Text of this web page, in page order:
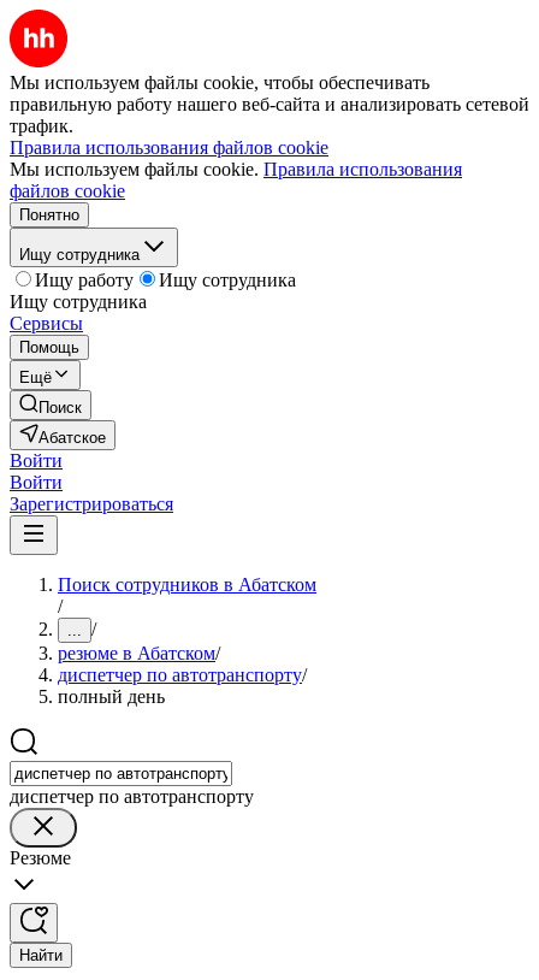
Мы используем файлы cookie, чтобы обеспечивать
правильную работу нашего веб-сайта и анализировать сетевой
трафик.
Правила использования файлов cookie
Мы используем файлы cookie. Правила использования
файлов cookie
Понятно
Ищу сотрудника
Ищу работу
Ищу сотрудника
Ищу сотрудника
Сервисы
Помощь
Ещё
Поиск
Абатское
Войти
Войти
Зарегистрироваться
Поиск сотрудников в Абатском
/
... /
резюме в Абатском/
диспетчер по автотранспорту/
полный день
диспетчер по автотранспорту
Резюме
Найти